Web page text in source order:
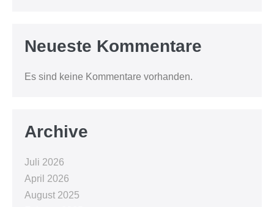
Neueste Kommentare
Es sind keine Kommentare vorhanden.
Archive
Juli 2026
April 2026
August 2025